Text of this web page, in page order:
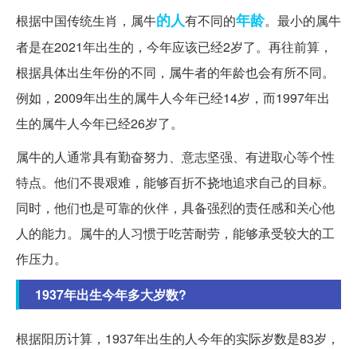
根据中国传统生肖，属牛的人有不同的年龄。最小的属牛
者是在2021年出生的，今年应该已经2岁了。再往前算，
根据具体出生年份的不同，属牛者的年龄也会有所不同。
例如，2009年出生的属牛人今年已经14岁，而1997年出
生的属牛人今年已经26岁了。
属牛的人通常具有勤奋努力、意志坚强、有进取心等个性
特点。他们不畏艰难，能够百折不挠地追求自己的目标。
同时，他们也是可靠的伙伴，具备强烈的责任感和关心他
人的能力。属牛的人习惯于吃苦耐劳，能够承受较大的工
作压力。
1937年出生今年多大岁数?
根据阳历计算，1937年出生的人今年的实际岁数是83岁，